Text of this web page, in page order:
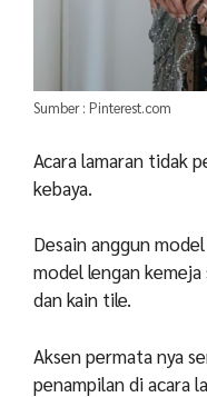
Sumber : Pinterest.com
Acara lamaran tidak
kebaya.
Desain anggun
model lengan
dan kain tile.
Aksen permata nya
penampilan di acara